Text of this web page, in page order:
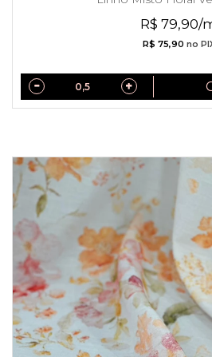
R$ 79,90/
R$ 75,90 no